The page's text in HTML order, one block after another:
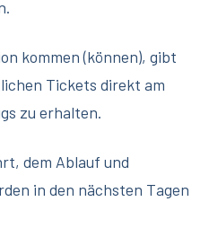
kommen (können), gibt
Tickets direkt am
zu erhalten.
dem Ablauf und
in den nächsten Tagen